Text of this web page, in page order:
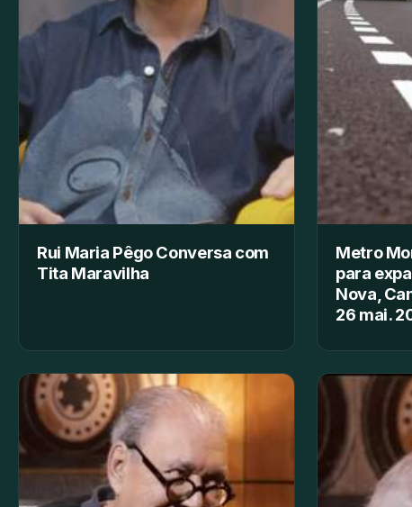
Rui Maria Pêgo Conversa com
Tita Maravilha
Metro
para
Nova,
26 mai.